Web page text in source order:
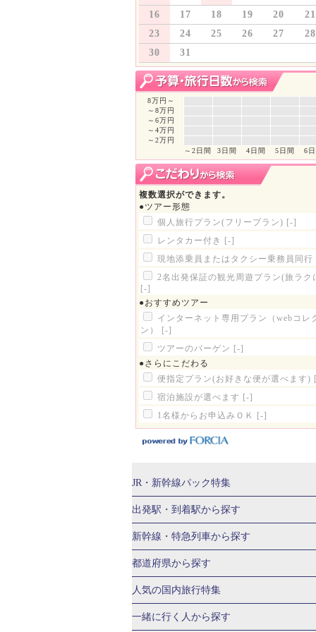
16
17 18 19 20 21
23
24 25 26 27 28
30
31
8万円～
～8万円
～6万円
～4万円
～2万円
～2日間
3日間 4日間 5日間 6
複数選択ができます。
●ツアー形態
個人旅行プラン(フリープラン) [-]
レンタカー付き
[-]
現地添乗員またはタクシー乗務員同行
2名出発保証の観光周遊プラン(旅ラク
[-]
●おすすめツアー
インターネット専用プラン（webコレ
ン）
[-]
ツアーのバーゲン [-]
●さらにこだわる
便指定プラン(お好きな便が選べます)
宿泊施設が選べます [-]
1名様からお申込みＯＫ
[-]
JR・新幹線パック特集
JR・新幹線＋ホテルパック
出発駅・到着駅から探す
秋田⇔東京 新幹線パック
富山⇔東京 新幹線パック
東京→青森
東京→京都 新幹線パック
東京→広島 新幹線パック
新幹線・特急列車から探す
北海道新幹線 旅行
上越新幹線 旅行
山陽新幹線 旅行 九
都道府県から探す
北海道旅行・ツアー
山形旅行・ツアー
福島旅行・ツアー
人気の国内旅行特集
東京ディズニーリゾート®への旅
一緒に行く人から探す